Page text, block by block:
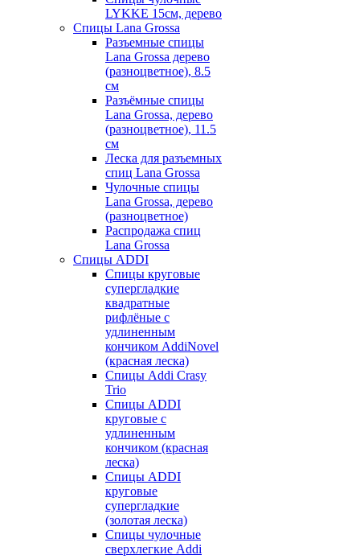
LYKKE 15см, дерево
Спицы Lana Grossa
Разъемные спицы
Lana Grossa дерево
(разноцветное), 8.5
см
Разъёмные спицы
Lana Grossa, дерево
(разноцветное), 11.5
см
Леска для разъемных
спиц Lana Grossa
Чулочные спицы
Lana Grossa, дерево
(разноцветное)
Распродажа спиц
Lana Grossa
Спицы ADDI
Спицы круговые
супергладкие
квадратные
рифлёные с
удлиненным
кончиком AddiNovel
(красная леска)
Спицы Addi Crasy
Trio
Спицы ADDI
круговые с
удлиненным
кончиком (красная
леска)
Спицы ADDI
круговые
супергладкие
(золотая леска)
Спицы чулочные
сверхлегкие Addi